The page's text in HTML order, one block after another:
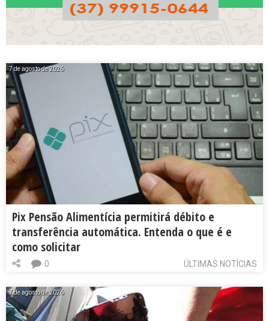
7 de agosto de 2026
Pix Pensão Alimentícia permitirá débito e
transferência automática. Entenda o que é e
como solicitar
ÚLTIMAS NOTÍCIAS
0
7 de agosto de 2026